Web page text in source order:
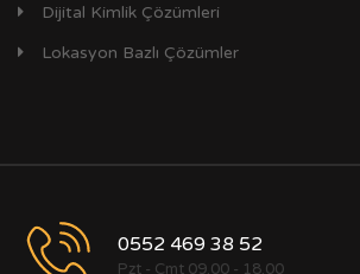
Dijital Kimlik Çözümleri
Lokasyon Bazlı Çözümler
0552 469 38 52
Pzt - Cmt 09.00 - 18.00